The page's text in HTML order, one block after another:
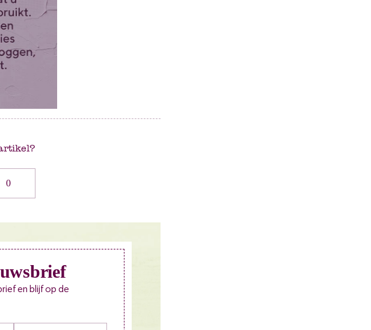
0
en blijf op de